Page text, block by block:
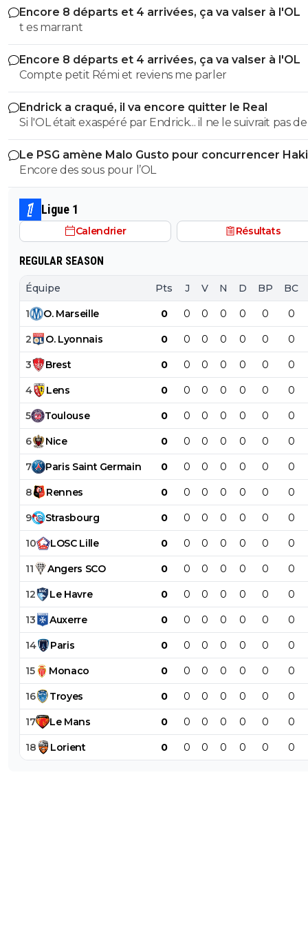
Encore 8 départs et 4 arrivées, ça va valser à l'OL
t es marrant
Encore 8 départs et 4 arrivées, ça va valser à l'OL
Compte petit Rémi et reviens me parler
Endrick a craqué, il va encore quitter le Real
Si l'OL était exaspéré par Endrick... il ne le suivrait pas
près. Bref... Quand l'équipe sera complète... ce sera beaucoup
mieux.
Le PSG amène Malo Gusto pour concurrencer
Encore des sous pour l’OL
Ligue 1
Calendrier Résultats
REGULAR SEASON
Équipe Pts J V N D BP BC
1 O. Marseille 0 0 0 0 0 0 0
2 O. Lyonnais 0 0 0 0 0 0 0
3 Brest 0 0 0 0 0 0 0
4 Lens 0 0 0 0 0 0 0
5 Toulouse 0 0 0 0 0 0 0
6 Nice 0 0 0 0 0 0 0
7 Paris Saint Germain 0 0 0 0 0 0 0
8 Rennes 0 0 0 0 0 0 0
9 Strasbourg 0 0 0 0 0 0 0
10 LOSC Lille 0 0 0 0 0 0 0
11 Angers SCO 0 0 0 0 0 0 0
12 Le Havre 0 0 0 0 0 0 0
13 Auxerre 0 0 0 0 0 0 0
14 Paris 0 0 0 0 0 0 0
15 Monaco 0 0 0 0 0 0 0
16 Troyes 0 0 0 0 0 0 0
17 Le Mans 0 0 0 0 0 0 0
18 Lorient 0 0 0 0 0 0 0